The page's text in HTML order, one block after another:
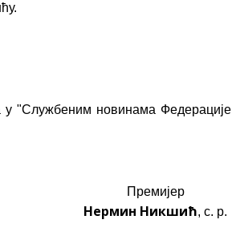
у "Службеним новинама Федерације
Премијер
Нермин Никшић, с. р.